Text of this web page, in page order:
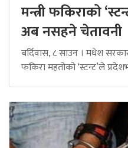
मन्त्री फकिराको
अब नसहने चेतावनी
बर्दिवास, ८ साउन । मधेश
फकिरा महतोको ‘स्टन्ट’ले